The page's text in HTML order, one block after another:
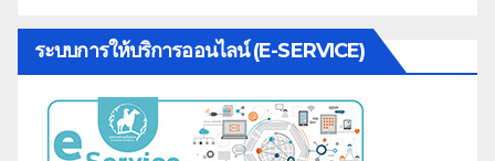
ระบบการให้บริการออนไลน์ (E-SERVICE)